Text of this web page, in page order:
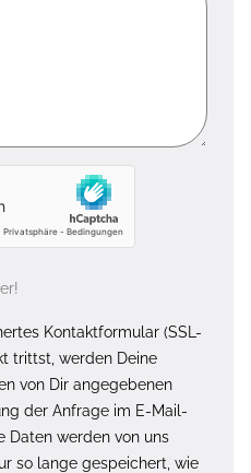
Kontaktformular (SSL-
trittst, werden Deine
von Dir angegebenen
der Anfrage im E-Mail-
Daten werden von uns
so lange gespeichert, wie